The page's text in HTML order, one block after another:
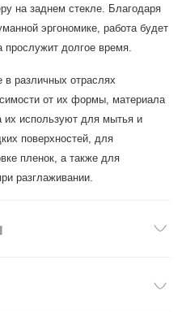
на заднем стекле. Благодаря
эргономике, работа будет
прослужит долгое время.
в различных отраслях
от их формы, материала
их используют для мытья и
поверхностей, для
пленок, а также для
разглаживании.